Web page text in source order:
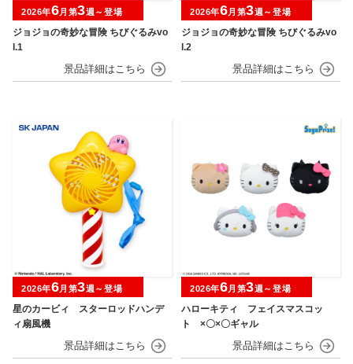
ジョジョの奇妙な冒険 ちびぐるみvo
l.1
2026年6月第3週～登場
ジョジョの奇妙な冒険 ちびぐるみvo
l.2
2026年6月第3週～登場
星のカービィ スターロッドハンデ
ィ扇風機
2026年6月第3週～登場
ハローキティ フェイスマスコッ
ト ×〇×〇ギャル
2026年6月第3週～登場